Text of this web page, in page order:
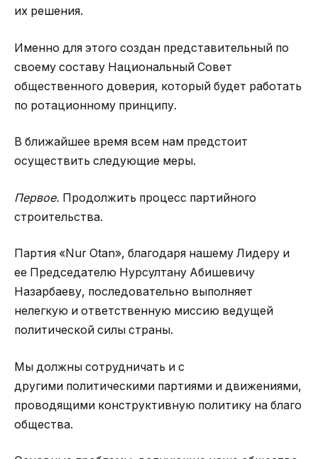
их решения.
Именно для этого создан представительный по
своему составу Национальный Совет
общественного доверия, который будет работать
по ротационному принципу.
В ближайшее время всем нам предстоит
осуществить следующие меры.
Первое. Продолжить процесс партийного
строительства.
Партия «Nur Otan», благодаря нашему Лидеру и
ее Председателю Нурсултану Абишевичу
Назарбаеву, последовательно выполняет
нелегкую и ответственную миссию ведущей
политической силы страны.
Мы должны сотрудничать и с
другими политическими партиями и движениями,
проводящими конструктивную политику на благо
общества.